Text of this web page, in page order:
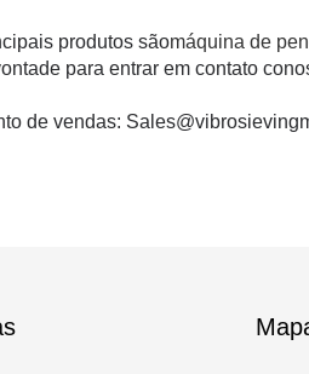
produtos sãomáquina de
para entrar em contato
de vendas: